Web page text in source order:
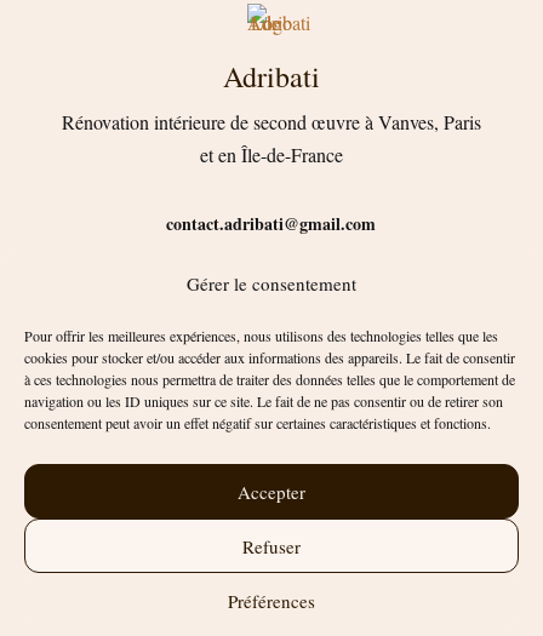
Gérer le consentement
Pour offrir les meilleures expériences, nous utilisons des technologies telles que les
cookies pour stocker et/ou accéder aux informations des appareils. Le fait de consentir
à ces technologies nous permettra de traiter des données telles que le comportement de
navigation ou les ID uniques sur ce site. Le fait de ne pas consentir ou de retirer son
consentement peut avoir un effet négatif sur certaines caractéristiques et fonctions.
Accepter
Refuser
Préférences
Adribati
Rénovation intérieure de second œuvre à Vanves, Paris
et en Île-de-France
contact.adribati@gmail.com
Horaires : du lundi au vendredi, de 8h à 17h
© 2026 – Adribati travaux rénovation – Design & code Paul Lemarié –
Tous droits réservés